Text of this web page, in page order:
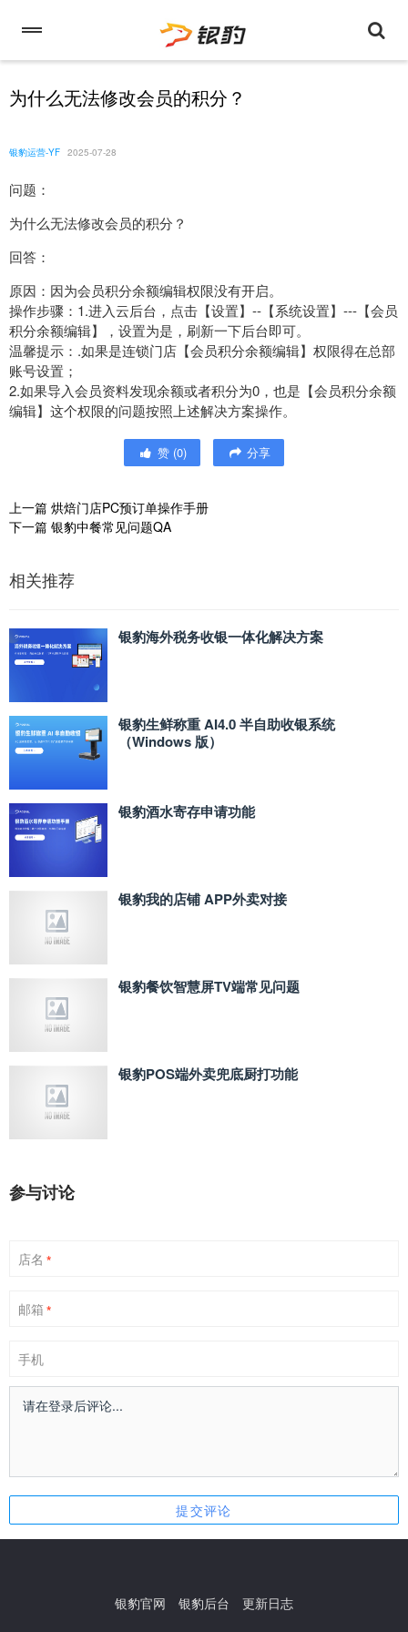
为什么无法修改会员的积分？
银豹运营-YF 2025-07-28
问题：
为什么无法修改会员的积分？
回答：
原因：因为会员积分余额编辑权限没有开启。
操作步骤：1.进入云后台，点击【设置】--【系统设置】---【会员
积分余额编辑】，设置为是，刷新一下后台即可。
温馨提示：.如果是连锁门店【会员积分余额编辑】权限得在总部
账号设置；
2.如果导入会员资料发现余额或者积分为0，也是【会员积分余额
编辑】这个权限的问题按照上述解决方案操作。
赞 (0) 分享
上一篇 烘焙门店PC预订单操作手册
下一篇 银豹中餐常见问题QA
相关推荐
银豹海外税务收银一体化解决方案
银豹生鲜称重 AI4.0 半自助收银系统
（Windows 版）
银豹酒水寄存申请功能
银豹我的店铺 APP外卖对接
银豹餐饮智慧屏TV端常见问题
银豹POS端外卖兜底厨打功能
参与讨论
店名 *
邮箱 *
手机
银豹官网 银豹后台 更新日志